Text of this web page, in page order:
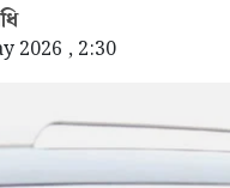
2026 , 2:30